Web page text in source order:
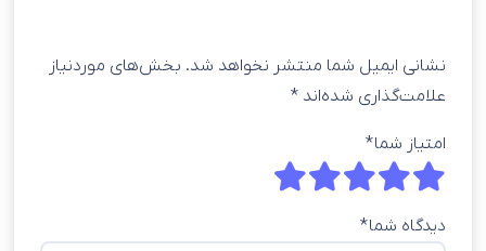
نشانی ایمیل شما منتشر نخواهد شد. بخش‌های موردنیاز
علامت‌گذاری شده‌اند *
امتیاز شما*
دیدگاه شما*